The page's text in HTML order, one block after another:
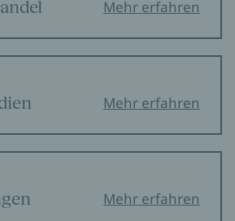
Mehr erfahren
Mehr erfahren
Mehr erfahren